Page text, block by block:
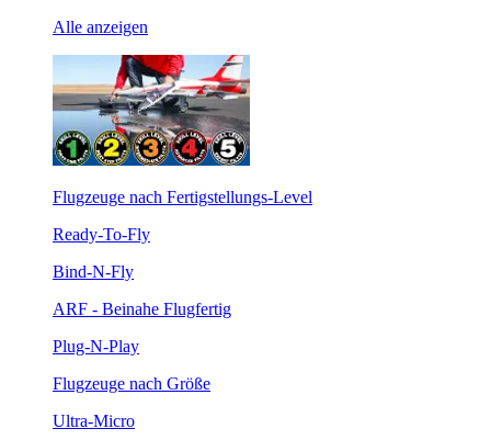
Alle anzeigen
Flugzeuge nach Fertigstellungs-Level
Ready-To-Fly
Bind-N-Fly
ARF - Beinahe Flugfertig
Plug-N-Play
Flugzeuge nach Größe
Ultra-Micro